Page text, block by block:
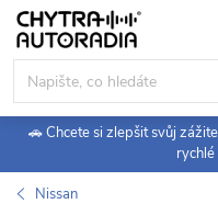
Přejít
obsah
🚗 Chcete si zlepšit svůj
Nissan